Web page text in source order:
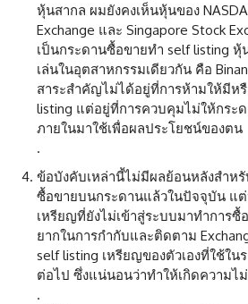
หุ้นสากล ผมยังคงเห็นหุ้นของ
Exchange และ Singapore Stock
เป็นกระดานซื้อขายทำ self listing หุ้
เล่นในอุตสาหกรรมเดียวกัน คือ
สาระสำคัญไม่ได้อยู่ที่การห้ามให้มีห
listing แต่อยู่ที่การควบคุมไม่ให้กระ
ภายในมาใช้เพื่อผลประโยชน์ของตน
.
ข้อบังคับเหล่านี้ไม่มีผลย้อนหลังสำห
ซื้อขายบนกระดานแล้วในปัจจุบัน แ
เหรียญที่ยังไม่เข้าสู่ระบบมาทำการซื้
ยากในการกำกับและติดตาม
self listing เหรียญของตัวเองที่ใช้ใน
ต่อไป ซึ่งแน่นอนว่าทำให้เกิดความไ
.